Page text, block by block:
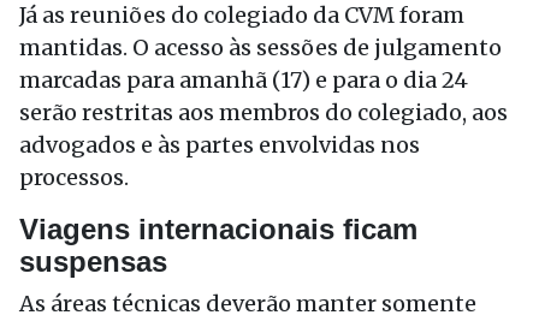
Já as reuniões do colegiado da CVM foram
mantidas. O acesso às sessões de julgamento
marcadas para amanhã (17) e para o dia 24
serão restritas aos membros do colegiado, aos
advogados e às partes envolvidas nos
processos.
Viagens internacionais ficam
suspensas
As áreas técnicas deverão manter somente